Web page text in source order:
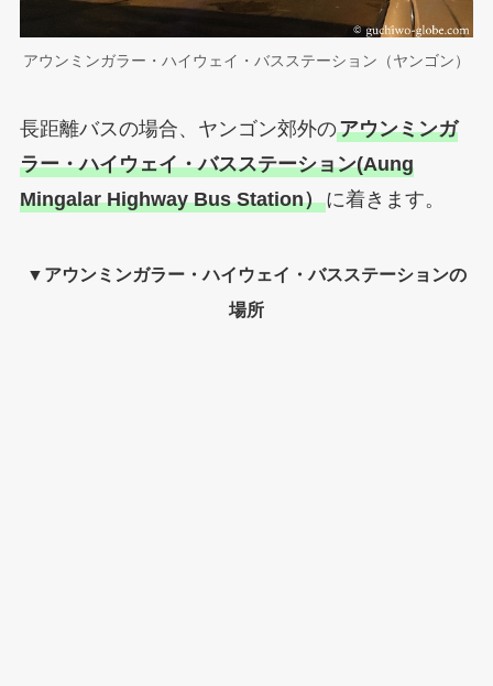
アウンミンガラー・ハイウェイ・バスステーション（ヤンゴン）
長距離バスの場合、ヤンゴン郊外のアウンミンガ
ラー・ハイウェイ・バスステーション(Aung
Mingalar Highway Bus Station）に着きます。
▼アウンミンガラー・ハイウェイ・バスステーションの
場所